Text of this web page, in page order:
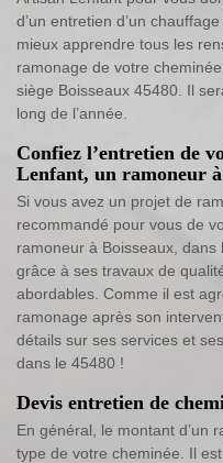
d’un entretien d’un
mieux apprendre tous les
ramonage de votre
siège Boisseaux 45480. Il
long de l’année.
Confiez l’entretien de
Lenfant, un ramoneur à
Si vous avez un projet de
recommandé pour vous de
ramoneur à Boisseaux,
grâce à ses travaux de
abordables. Comme il est
ramonage après son
détails sur ses services et
dans le 45480 !
Devis entretien de
En général, le montant d’un
type de votre cheminée. Il